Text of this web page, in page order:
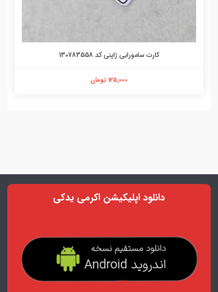
کارت سامورایی ژاپنی کد 130783558
125,000 تومان
دانلود اپلیکیشن اکرمی یدکی